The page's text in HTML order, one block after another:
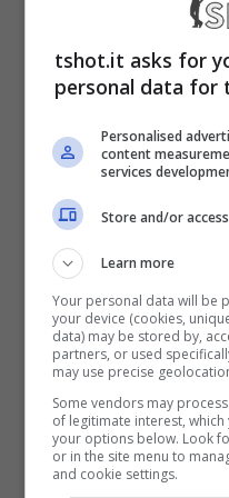
ultime ore è
vorrebbe il
legarsi ad
Ferrari per
ecco dove
L’indiscrezione
che Newey non
a Silverstone,
tshot.it asks for
personal data for
Personalised
content
services
Store and/or
Learn more
Your personal data will be
your device (cookies,
data) may be stored by,
partners, or used
may use precise
Some vendors may
of legitimate interest,
your options below. Look
or in the site menu to
and cookie settings.